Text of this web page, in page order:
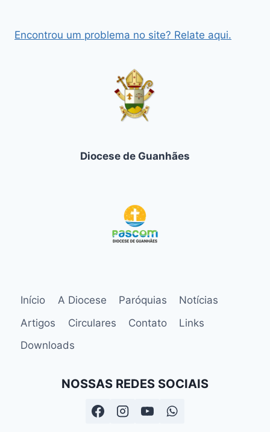
Encontrou um problema no site? Relate aqui.
Diocese de Guanhães
Início A Diocese Paróquias
Notícias
Artigos
Circulares Contato
Links
Downloads
NOSSAS REDES SOCIAIS